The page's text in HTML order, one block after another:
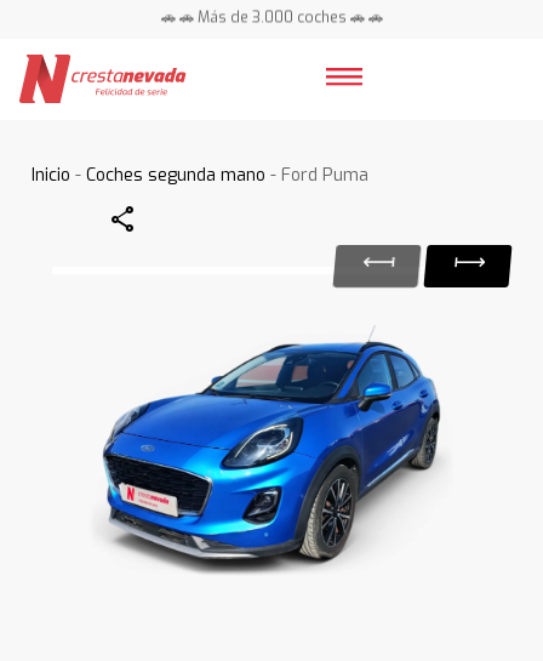
🚗 🚗 Más de 3.000 coches 🚗 🚗
Inicio -Coches segunda mano - Ford Puma
Share